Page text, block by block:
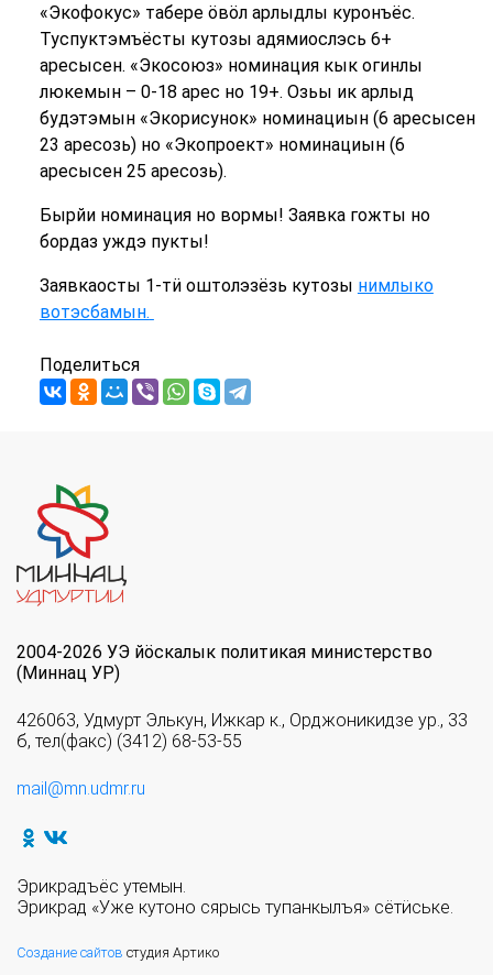
«Экофокус» табере ӧвӧл арлыдлы куронъёс.
Туспуктэмъёсты кутозы адямиослэсь 6+
аресысен. «Экосоюз» номинация кык огинлы
люкемын – 0-18 арес но 19+. Озьы ик арлыд
будэтэмын «Экорисунок» номинациын (6 аресысен
23 аресозь) но «Экопроект» номинациын (6
аресысен 25 аресозь).
Бырйи номинация но вормы! Заявка гожты но
бордаз уждэ пукты!
Заявкаосты 1-тӥ оштолэзёзь кутозы нимлыко
вотэсбамын.
Поделиться
2004-2026 УЭ йöскалык политикая министерство
(Миннац УР)
426063, Удмурт Элькун, Ижкар к., Орджоникидзе ур., 33
б, тел(факс) (3412) 68-53-55
mail@mn.udmr.ru
Эрикрадъёс утемын.
Эрикрад «Уже кутоно сярысь тупанкылъя» сётӥське.
Создание сайтов студия Артико